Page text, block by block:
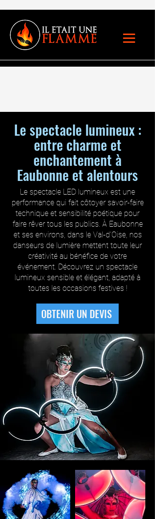
Le spectacle lumineux :
entre charme et
enchantement à
Eaubonne et alentours
Le spectacle LED lumineux est une
performance qui fait côtoyer savoir-faire
technique et sensibilité poétique pour
faire rêver tous les publics. À Eaubonne
et ses environs, dans le Val-d’Oise, nos
danseurs de lumière mettent toute leur
créativité au bénéfice de votre
événement. Découvrez un spectacle
lumineux sensible et élégant, adapté à
toutes les occasions festives !
OBTENIR UN DEVIS